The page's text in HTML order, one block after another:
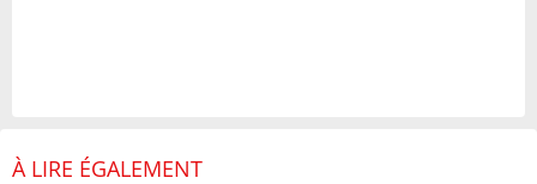
À LIRE ÉGALEMENT